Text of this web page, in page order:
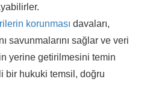
korunması davaları,
savunmalarını sağlar ve veri
yerine getirilmesini temin
bir hukuki temsil, doğru